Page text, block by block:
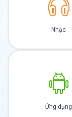
Nhạc
Ứng dụng